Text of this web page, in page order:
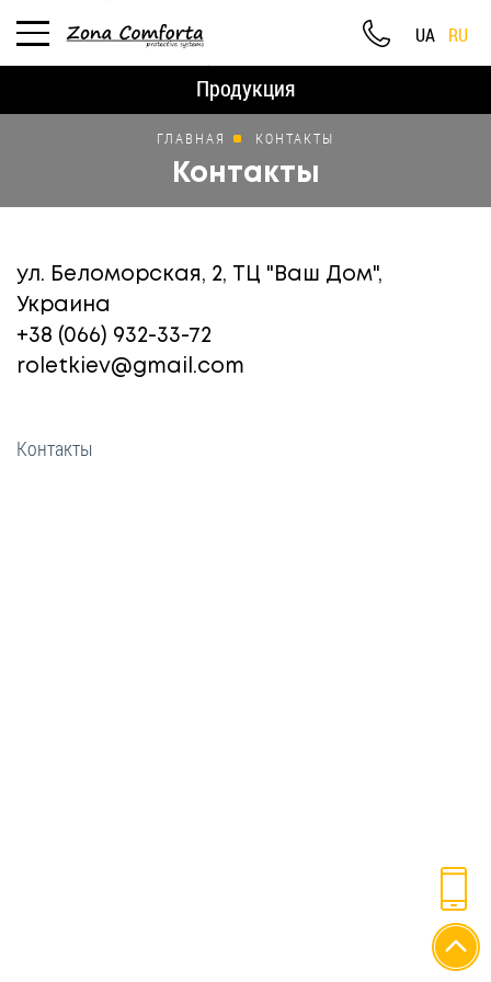
UA RU
Продукция
ГЛАВНАЯ КОНТАКТЫ
Контакты
ул. Беломорская, 2, ТЦ "Ваш Дом",
Украина
+38 (066) 932-33-72
roletkiev@gmail.com
Контакты